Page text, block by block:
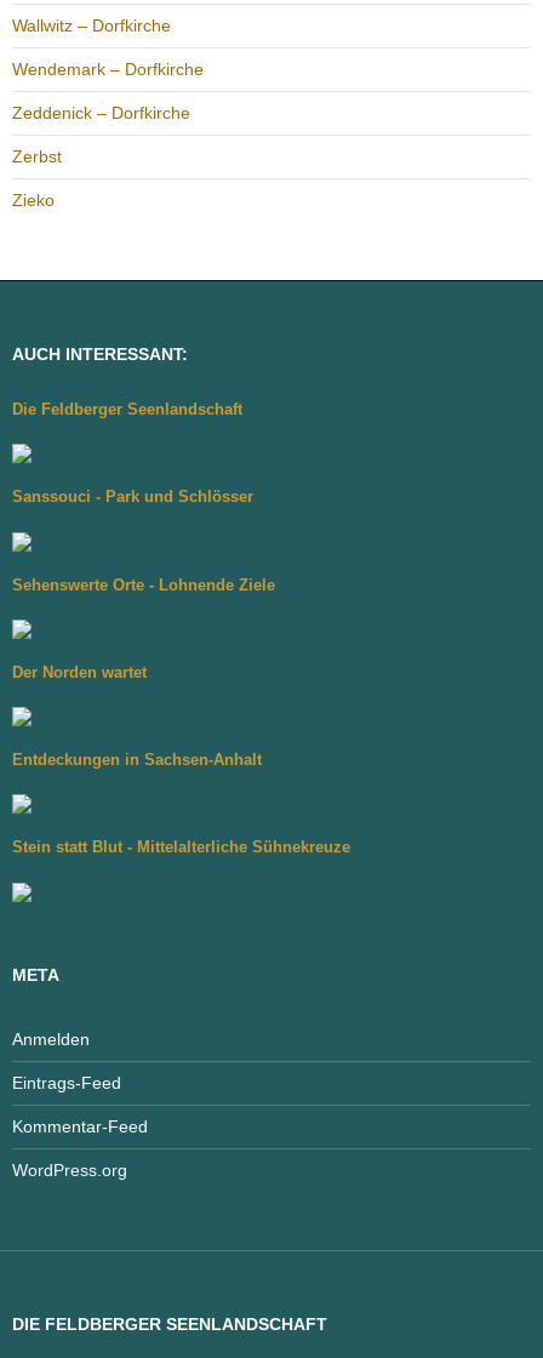
Wallwitz – Dorfkirche
Wendemark – Dorfkirche
Zeddenick – Dorfkirche
Zerbst
Zieko
AUCH INTERESSANT:
Die Feldberger Seenlandschaft
Sanssouci - Park und Schlösser
Sehenswerte Orte - Lohnende Ziele
Der Norden wartet
Entdeckungen in Sachsen-Anhalt
Stein statt Blut - Mittelalterliche Sühnekreuze
META
Anmelden
Eintrags-Feed
Kommentar-Feed
WordPress.org
DIE FELDBERGER SEENLANDSCHAFT